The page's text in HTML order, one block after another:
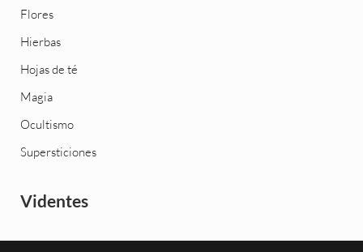
Flores
Hierbas
Hojas de té
Magia
Ocultismo
Supersticiones
Videntes